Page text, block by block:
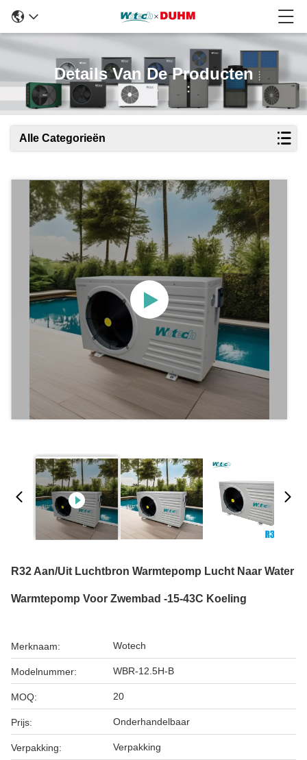
Details Van De Producten
Alle Categorieën
R32 Aan/uit Luchtbron Warmtepomp Lucht Naar Water
Warmtepomp Voor Zwembad -15-43C Koeling
Merknaam: Wotech
Modelnummer: WBR-12.5H-B
MOQ: 20
Prijs: Onderhandelbaar
Verpakking: Verpakking